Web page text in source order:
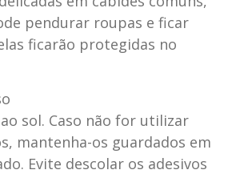
pendurar roupas e ficar
ficarão protegidas no
sol. Caso não for utilizar
mantenha-os guardados em
Evite descolar os adesivos